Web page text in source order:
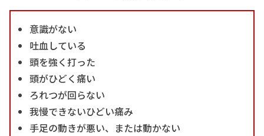
意識がない
吐血している
頭を強く打った
頭がひどく痛い
ろれつが回らない
我慢できないひどい痛み
手足の動きが悪い、または動かない